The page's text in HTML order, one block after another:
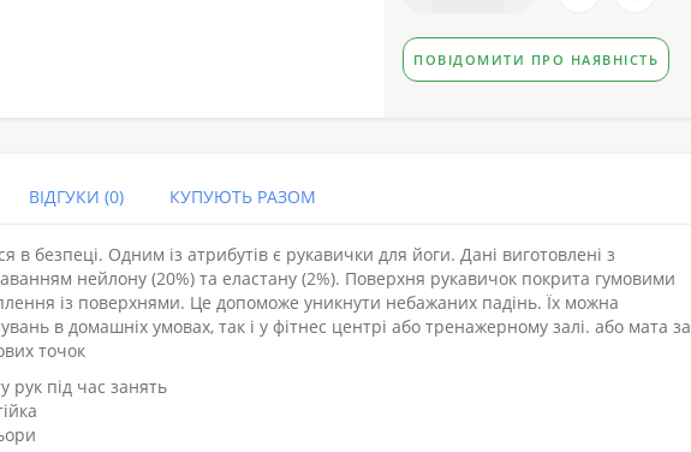
ПОВІДОМИТИ ПРО НАЯВНІСТЬ
ВІДГУКИ (0) КУПУЮТЬ РАЗОМ
в безпеці. Одним із атрибутів є рукавички для йоги. Дані виготовлені з
нейлону (20%) та еластану (2%). Поверхня рукавичок покрита гумовими
із поверхнями. Це допоможе уникнути небажаних падінь. Їх можна
в домашніх умовах, так і у фітнес центрі або тренажерному залі. або мата за
точок
рук під час занять